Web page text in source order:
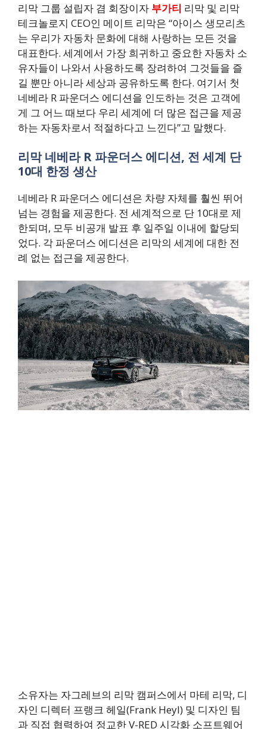
리막 그룹 설립자 겸 회장이자 부가티 리막 및 리막
테크놀로지 CEO인 메이트 리막은 “아이스 생모리츠
는 우리가 자동차 문화에 대해 사랑하는 모든 것을
대표한다. 세계에서 가장 희귀하고 중요한 자동차 소
유자들이 나와서 사용하도록 장려하여 그것들을 즐
길 뿐만 아니라 세상과 공유하도록 한다. 여기서 첫
네베라 R 파운더스 에디션을 인도하는 것은 고객에
게 그 어느 때보다 우리 세계에 더 많은 접근을 제공
하는 자동차로서 적절하다고 느낀다”고 말했다.
리막 네베라 R 파운더스 에디션, 전 세계 단
10대 한정 생산
네베라 R 파운더스 에디션은 차량 자체를 훨씬 뛰어
넘는 경험을 제공한다. 전 세계적으로 단 10대로 제
한되며, 모두 비공개 발표 후 일주일 이내에 할당되
었다. 각 파운더스 에디션은 리막의 세계에 대한 전
례 없는 접근을 제공한다.
소유자는 자그레브의 리막 캠퍼스에서 마테 리막, 디
자인 디렉터 프랭크 헤일(Frank Heyl) 및 디자인 팀
과 직접 협력하여 정교한 V-RED 시각화 소프트웨어